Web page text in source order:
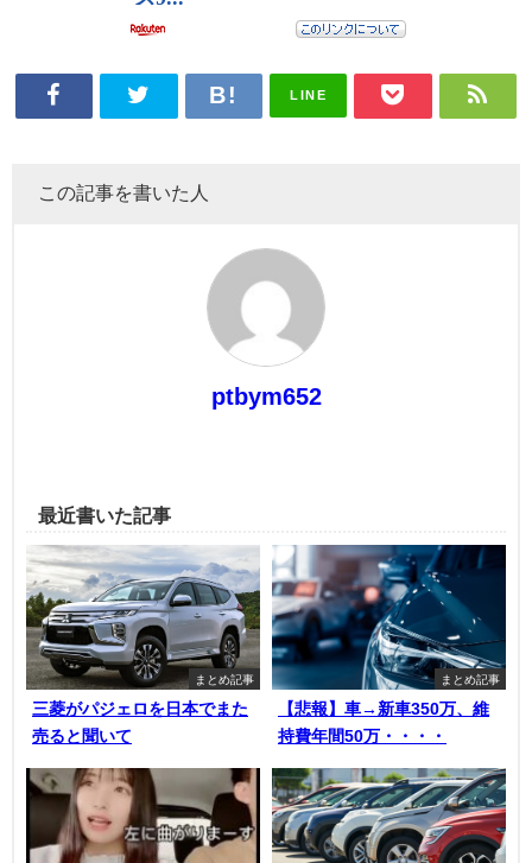
LINE
この記事を書いた人
ptbym652
最近書いた記事
まとめ記事
三菱がパジェロを日本でまた
売ると聞いて
まとめ記事
【悲報】車→新車350万、維
持費年間50万・・・・